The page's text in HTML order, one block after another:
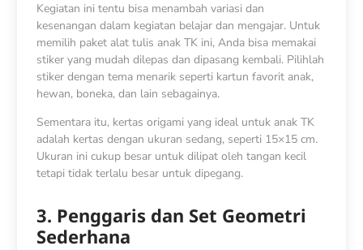
Kegiatan ini tentu bisa menambah variasi dan
kesenangan dalam kegiatan belajar dan mengajar. Untuk
memilih paket alat tulis anak TK ini, Anda bisa memakai
stiker yang mudah dilepas dan dipasang kembali. Pilihlah
stiker dengan tema menarik seperti kartun favorit anak,
hewan, boneka, dan lain sebagainya.
Sementara itu, kertas origami yang ideal untuk anak TK
adalah kertas dengan ukuran sedang, seperti 15×15 cm.
Ukuran ini cukup besar untuk dilipat oleh tangan kecil
tetapi tidak terlalu besar untuk dipegang.
3. Penggaris dan Set Geometri
Sederhana